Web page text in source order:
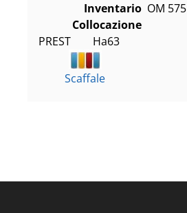
Inventario OM 575
Collocazione
PREST        Ha63
Scaffale